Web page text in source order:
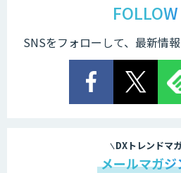
SNSをフォローして、最新情
DXトレンドマ
メールマガジ